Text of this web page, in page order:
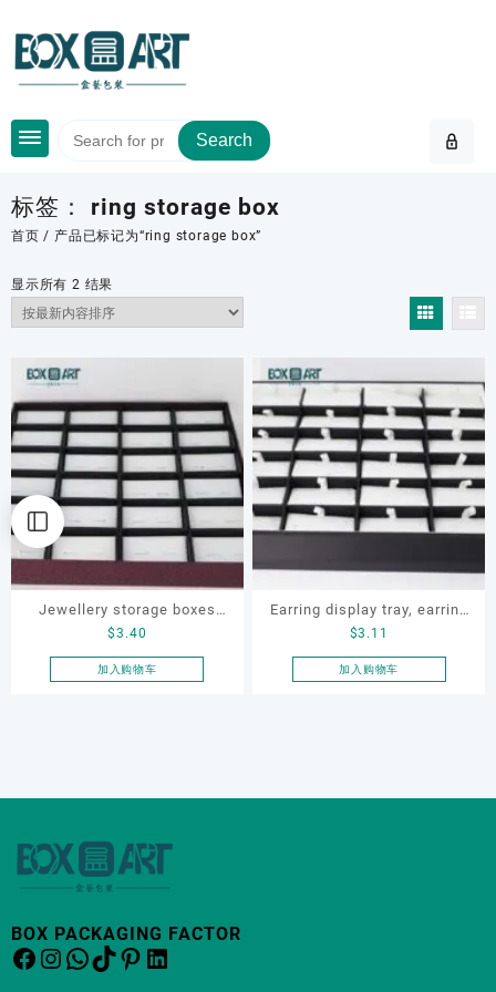
content
Search
标签： ring storage box
首页 / 产品已标记为“ring storage box”
显示所有 2 结果
最
新
排
序
Jewellery storage boxes
set, OEM jewellery display
tray, earring display tray,
$3.40
加入购物车
Earring display tray, earring
tray, earring storage box,
ring storage box, ring
$3.11
加入购物车
BOX PACKAGING FACTOR
Facebook
Instagram
WhatsApp
TikTok
Pinterest
LinkedIn